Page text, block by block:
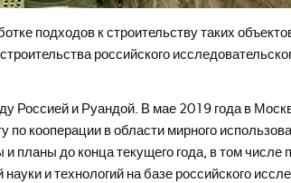
подходов к строительству таких
российского
Россией и Руандой. В мае 2019 года в
кооперации в области мирного
планы до конца текущего года, в том числе
и технологий на базе российского